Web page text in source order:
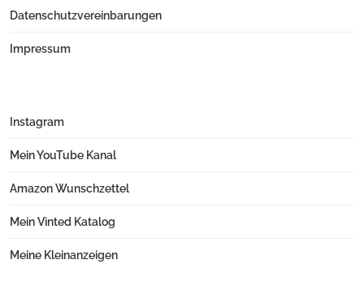
Datenschutzvereinbarungen
Impressum
Instagram
Mein YouTube Kanal
Amazon Wunschzettel
Mein Vinted Katalog
Meine Kleinanzeigen